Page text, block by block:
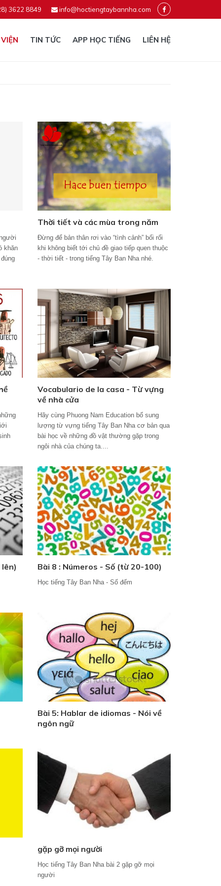
3622 8849 info@hoctiengtaybannha.com
TIN TỨC APP HỌC TIẾNG LIÊN HỆ
khăn
Thời tiết và các mùa trong năm
Đừng để bản thân rơi vào “tình cảnh” bối rối
khi không biết tới chủ đề giao tiếp quen thuộc
- thời tiết - trong tiếng Tây Ban Nha nhé.
Vocabulario de la casa - Từ vựng
về nhà cửa
Hãy cùng Phuong Nam Education bổ sung
lượng từ vựng tiếng Tây Ban Nha cơ bản qua
bài học về những đồ vật thường gặp trong
ngôi nhà của chúng ta....
Bài 8 : Números - Số (từ 20-100)
Học tiếng Tây Ban Nha - Số đếm
Bài 5: Hablar de idiomas - Nói về
ngôn ngữ
gặp gỡ mọi người
Học tiếng Tây Ban Nha bài 2 gặp gỡ mọi
người